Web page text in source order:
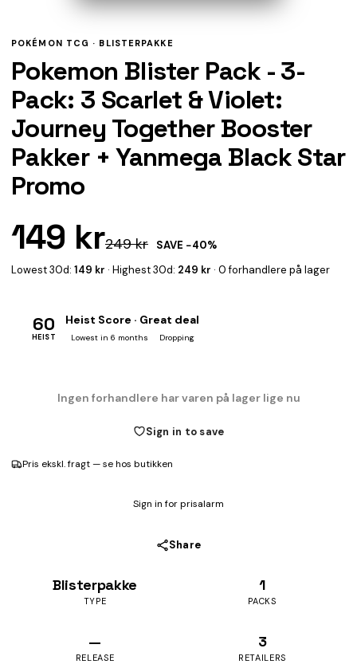
POKÉMON TCG · BLISTERPAKKE
Pokemon Blister Pack - 3-
Pack: 3 Scarlet & Violet:
Journey Together Booster
Pakker + Yanmega Black Star
Promo
149 kr249 kr
SAVE −40%
Lowest 30d: 149 kr · Highest 30d: 249 kr · 0 forhandlere på lager
60
HEIST
Heist Score · Great deal
Lowest in 6 months Dropping
Ingen forhandlere har varen på lager lige nu
Sign in to save
Pris ekskl. fragt — se hos butikken
Sign in for prisalarm
Share
Blisterpakke
TYPE
1
PACKS
—
RELEASE
3
RETAILERS